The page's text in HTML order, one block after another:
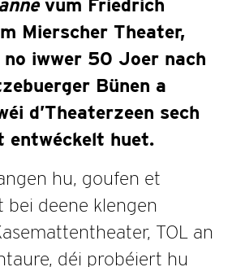
vum Friedrich
Mierscher Theater,
no iwwer 50 Joer nach
Bünen a
d’Theaterzeen sech
entwéckelt huet.
hu, goufen et
bei deene klengen
TOL an
déi probéiert hu